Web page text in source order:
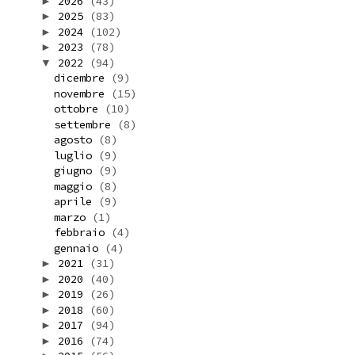
► 2025 (83)
► 2024 (102)
► 2023 (78)
▼ 2022
(94)
dicembre
(9)
novembre
(15)
ottobre
(10)
settembre
(8)
agosto (8)
luglio (9)
giugno (9)
maggio (8)
aprile
(9)
marzo (1)
febbraio (4)
gennaio (4)
► 2021 (31)
► 2020 (40)
► 2019 (26)
► 2018 (60)
► 2017 (94)
► 2016 (74)